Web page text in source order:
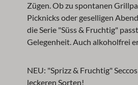
Zügen. Ob zu spontanen
Picknicks oder geselligen
die Serie "Süss & Fruchtig"
Gelegenheit. Auch alkoholfrei
NEU: "Sprizz & Fruchtig"
leckeren Sorten!